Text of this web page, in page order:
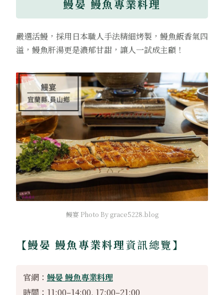
鰻晏 鰻魚專業料理
嚴選活鰻，採用日本職人手法精細烤製，鰻魚飯香氣四
溢，鰻魚肝湯更是濃郁甘甜，讓人一試成主顧！
鰻宴 Photo By grace5228.blog
【鰻晏 鰻魚專業料理資訊總覽】
官網： 鰻晏 鰻魚專業料理
時間：11:00–14:00, 17:00–21:00